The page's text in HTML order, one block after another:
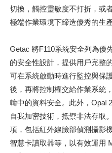
切換，觸控靈敏度不打折，或
極端作業環境下締造優秀的生產
Getac 將F110系統安全列為優
的安全性設計，提供用戶完整
可在系統啟動時進行監控與保
後，再將控制權交給作業系統
輸中的資料安全。此外，Opal
自我加密技術，抵禦非法存取
項，包括紅外線臉部偵測攝影
智慧卡讀取器等，以有效運用